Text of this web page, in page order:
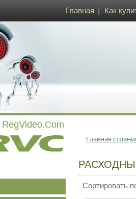
Главная Как
Главная
Сортировать